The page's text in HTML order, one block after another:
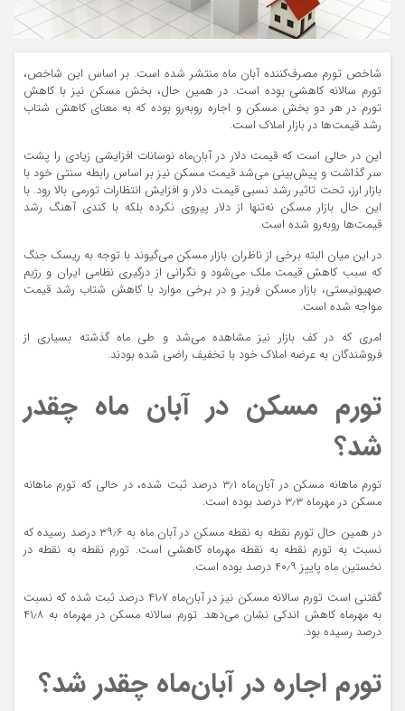
شاخص تورم مصرف‌کننده آبان ماه منتشر شده است. بر اساس این شاخص،
تورم سالانه کاهشی بوده است. در همین حال، بخش مسکن نیز با کاهش
تورم در هر دو بخش مسکن و اجاره روبه‌رو بوده که به معنای کاهش شتاب
رشد قیمت‌ها در بازار املاک است.
این در حالی‌ است که قیمت دلار در آبان‌ماه نوسانات افزایشی زیادی را پشت
سر گذاشت و پیش‌بینی می‌شد قیمت مسکن نیز بر اساس رابطه سنتی خود با
بازار ارز، تحت تاثیر رشد نسبی قیمت دلار و افزایش انتظارات تورمی بالا رود. با
این حال بازار مسکن نه‌تنها از دلار پیروی نکرده بلکه با کندی آهنگ رشد
قیمت‌ها روبه‌رو شده است.
در این میان البته برخی از ناظران بازار مسکن می‌گیوند با توجه به ریسک جنگ
که سبب کاهش قیمت ملک می‌شود و نگرانی از درگیری نظامی ایران و رژیم
صهیونیستی، بازار مسکن فریز و در برخی موارد با کاهش شتاب رشد قیمت
مواجه شده است.
امری که در کف بازار نیز مشاهده می‌شد و طی ماه گذشته بسیاری از
فروشندگان به عرضه املاک خود با تخفیف راضی شده بودند.
تورم مسکن در آبان ماه چقدر
شد؟
تورم ماهانه مسکن در آبان‌ماه ۳٫۱ درصد ثبت شده، در حالی که تورم ماهانه
مسکن در مهرماه ۳٫۳ درصد بوده است.
در همین حال تورم نقطه به نقطه مسکن در آبان ماه به ۳۹٫۶ درصد رسیده که
نسبت به تورم نقطه به نقطه مهرماه کاهشی است. تورم نقطه به نقطه در
نخستین ماه پاییز ۴۰٫۹ درصد بوده است.
گفتنی‌ است تورم سالانه مسکن نیز در آبان‌ماه ۴۱٫۷ درصد ثبت شده که نسبت
به مهرماه کاهش اندکی نشان می‌دهد. تورم سالانه مسکن در مهرماه به ۴۱٫۸
درصد رسیده بود.
تورم اجاره در آبان‌ماه چقدر شد؟